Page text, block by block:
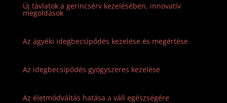
Új távlatok a gerincsérv kezelésében, innovatív
megoldások
Az ágyéki idegbecsípődés kezelése és megértése
Az idegbecsípődés gyógyszeres kezelése
Az életmódváltás hatása a váll egészségére